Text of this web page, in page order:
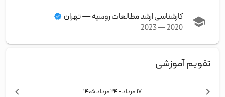
کارشناسی ارشد مطالعات روسیه—تهران
2020
—
2023
تقویم آموزشی
۱۷ مرداد - ۲۴ مرداد ۱۴۰۵